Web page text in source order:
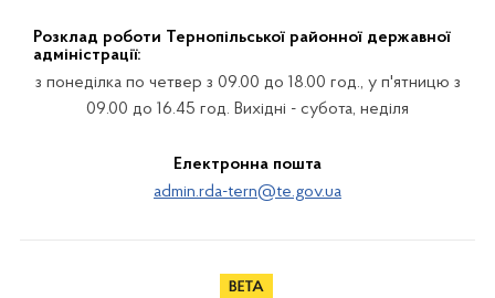
Розклад роботи Тернопільської районної державної
адміністрації:
з понеділка по четвер з 09.00 до 18.00 год., у п'ятницю з
09.00 до 16.45 год. Вихідні - субота, неділя
Електронна пошта
admin.rda-tern@te.gov.ua